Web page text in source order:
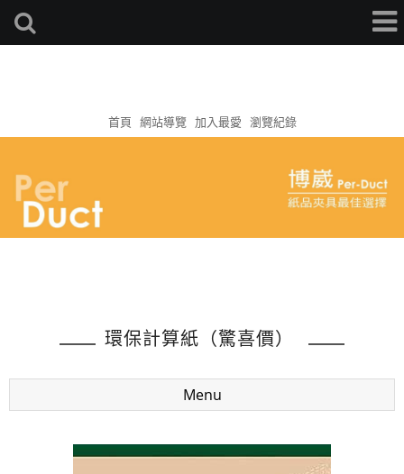
首頁 網站導覽 加入最愛 瀏覽紀錄
環保計算紙（驚喜價）
Menu